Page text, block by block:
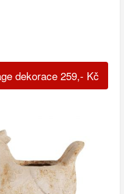
dekorace 259,- Kč